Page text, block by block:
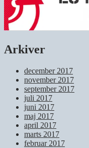
Arkiver
december 2017
november 2017
september 2017
juli 2017
juni 2017
maj 2017
april 2017
marts 2017
februar 2017